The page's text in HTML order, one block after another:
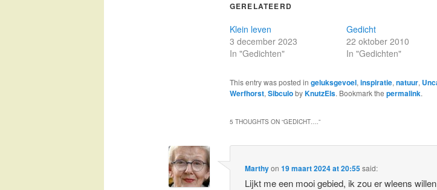
GERELATEERD
Klein leven
3 december 2023
In "Gedichten"
Gedicht
22 oktober 2010
In "Gedichten"
This entry was posted in geluksgevoel, inspiratie, natuur,
Werfhorst, SibculobyKnutzEls. Bookmark the permalink.
5 THOUGHTS ON “GEDICHT…. ”
Marthyon19 maart 2024 at 20:55said:
Lijkt me een mooi gebied, ik zou er wleens